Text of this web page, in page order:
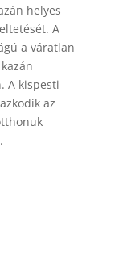
helyes
A
a váratlan
A kispesti
az